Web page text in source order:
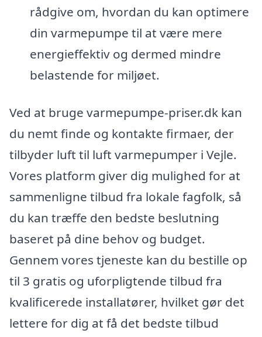
rådgive om, hvordan du kan optimere
din varmepumpe til at være mere
energieffektiv og dermed mindre
belastende for miljøet.
Ved at bruge varmepumpe-priser.dk kan
du nemt finde og kontakte firmaer, der
tilbyder luft til luft varmepumper i Vejle.
Vores platform giver dig mulighed for at
sammenligne tilbud fra lokale fagfolk, så
du kan træffe den bedste beslutning
baseret på dine behov og budget.
Gennem vores tjeneste kan du bestille op
til 3 gratis og uforpligtende tilbud fra
kvalificerede installatører, hvilket gør det
lettere for dig at få det bedste tilbud